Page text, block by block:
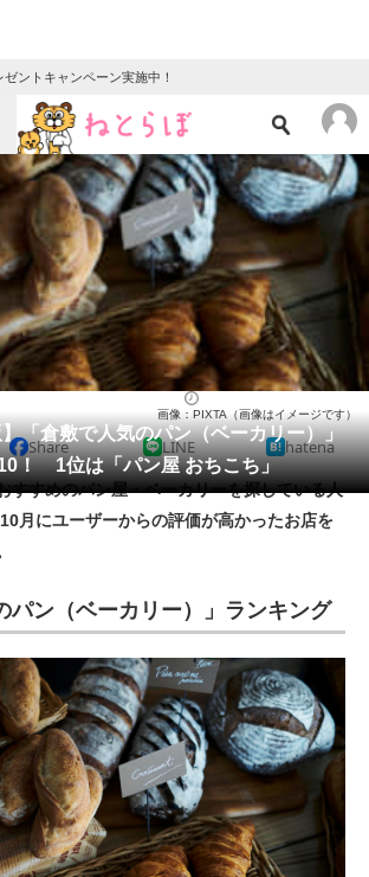
ントキャンペーン実施中！
ニュース
クイズ
地域
教育・育児
リサーチ
総合ページ
新トレンド
バイスの未来
べて選べる
のヒント
かる
「倉敷で人気のパン（ベーカリー）」
！ 1位は「パン屋 おちこち」
画像：PIXTA（画像はイメージです）
Share LINE hatena
すめのパン屋・ベーカリーを探している人
月にユーザーからの評価が高かったお店を
パン（ベーカリー）」ランキング